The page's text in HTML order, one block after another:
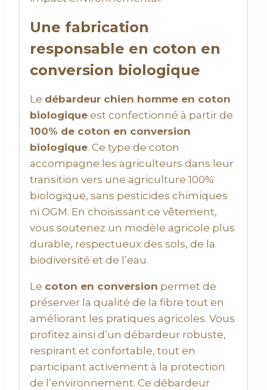
Une fabrication
responsable en coton en
conversion biologique
Le débardeur chien homme en coton
biologique est confectionné à partir de
100% de coton en conversion
biologique. Ce type de coton
accompagne les agriculteurs dans leur
transition vers une agriculture 100%
biologique, sans pesticides chimiques
ni OGM. En choisissant ce vêtement,
vous soutenez un modèle agricole plus
durable, respectueux des sols, de la
biodiversité et de l’eau.
Le coton en conversion permet de
préserver la qualité de la fibre tout en
améliorant les pratiques agricoles. Vous
profitez ainsi d’un débardeur robuste,
respirant et confortable, tout en
participant activement à la protection
de l’environnement. Ce débardeur